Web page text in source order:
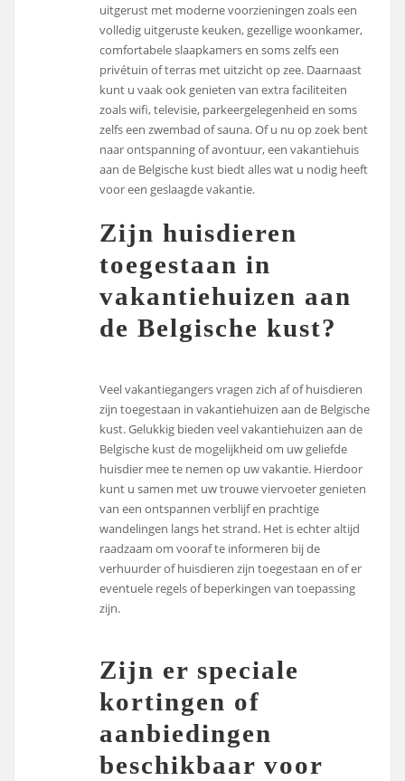
uitgerust met moderne voorzieningen zoals een
volledig uitgeruste keuken, gezellige woonkamer,
comfortabele slaapkamers en soms zelfs een
privétuin of terras met uitzicht op zee. Daarnaast
kunt u vaak ook genieten van extra faciliteiten
zoals wifi, televisie, parkeergelegenheid en soms
zelfs een zwembad of sauna. Of u nu op zoek bent
naar ontspanning of avontuur, een vakantiehuis
aan de Belgische kust biedt alles wat u nodig heeft
voor een geslaagde vakantie.
Zijn huisdieren
toegestaan in
vakantiehuizen aan
de Belgische kust?
Veel vakantiegangers vragen zich af of huisdieren
zijn toegestaan in vakantiehuizen aan de Belgische
kust. Gelukkig bieden veel vakantiehuizen aan de
Belgische kust de mogelijkheid om uw geliefde
huisdier mee te nemen op uw vakantie. Hierdoor
kunt u samen met uw trouwe viervoeter genieten
van een ontspannen verblijf en prachtige
wandelingen langs het strand. Het is echter altijd
raadzaam om vooraf te informeren bij de
verhuurder of huisdieren zijn toegestaan en of er
eventuele regels of beperkingen van toepassing
zijn.
Zijn er speciale
kortingen of
aanbiedingen
beschikbaar voor